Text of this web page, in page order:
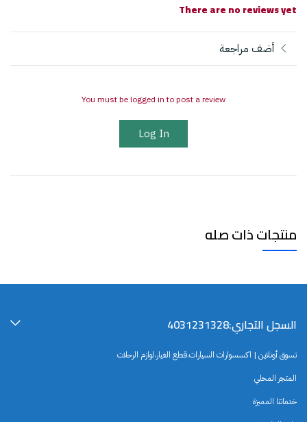
There are no reviews yet
أضف مراجعة
You must be logged in to post a review
Log In
منتجات ذات صله
السجل التجاري:4031231328
تسوق أونلاين | اكسسوارات السيارات،قطع الغيار،لوازم الرحلات
المتجر المحلي
خدماتنا المميزة